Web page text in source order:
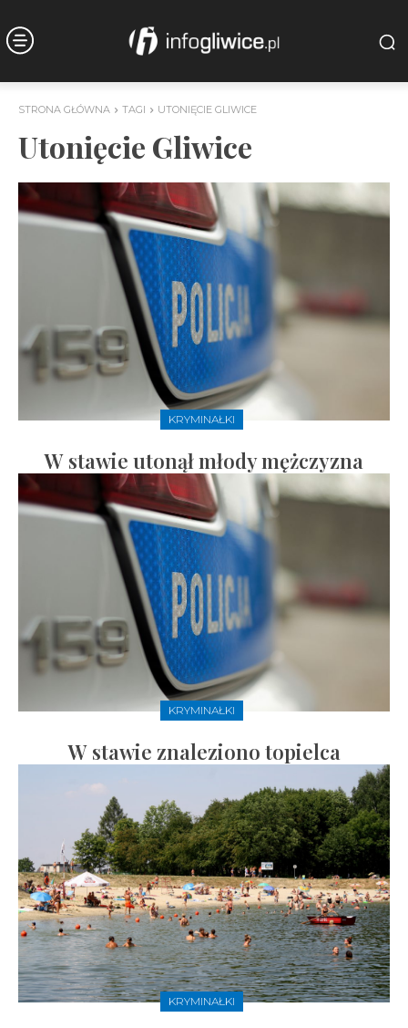
STRONA GŁÓWNA TAGI UTONIĘCIE GLIWICE
Utonięcie Gliwice
KRYMINAŁKI
W stawie utonął młody mężczyzna
KRYMINAŁKI
W stawie znaleziono topielca
KRYMINAŁKI